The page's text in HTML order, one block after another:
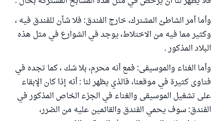
وأما أمر الشاطئ المشترك، خارج الفندق: فلا شأن للفندق فيه ،
وكثير مما فيه من الاختلاط، يوجد في الشوارع في مثل هذه
البلاد المذكور .
وأما الغناء والموسيقى: فمع أنه محرم، بلا شك ، كما تجده في
فتاوى كثيرة في موقعنا، فالذي يظهر لنا : أنه إذا كان الإبقاء
على تشغيل الموسيقى والغناء في الجزء الخاص المذكور في
الفندق: سوف يحمي الفندق والقائمين عليه من الضرر،